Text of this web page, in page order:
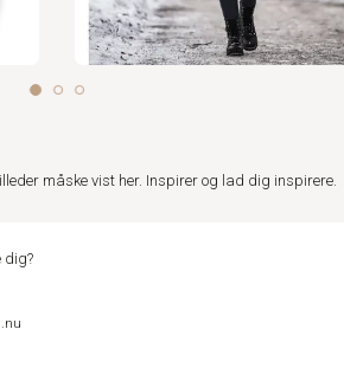
måske vist her. Inspirer og lad dig inspirere.
dig?